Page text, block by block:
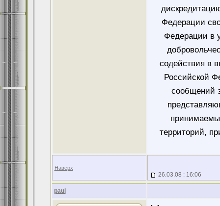
Федерации
Федерации в
содействия в
Российской
сообщений
территорий,
Наверх
26.03.08 : 16:06
paul